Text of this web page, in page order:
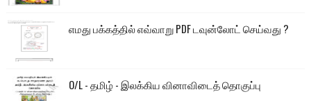
எமது பக்கத்தில் எவ்வாறு PDF டவுன்லோட் செய்வது ?
O/L - தமிழ் - இலக்கிய வினாவிடைத் தொகுப்பு